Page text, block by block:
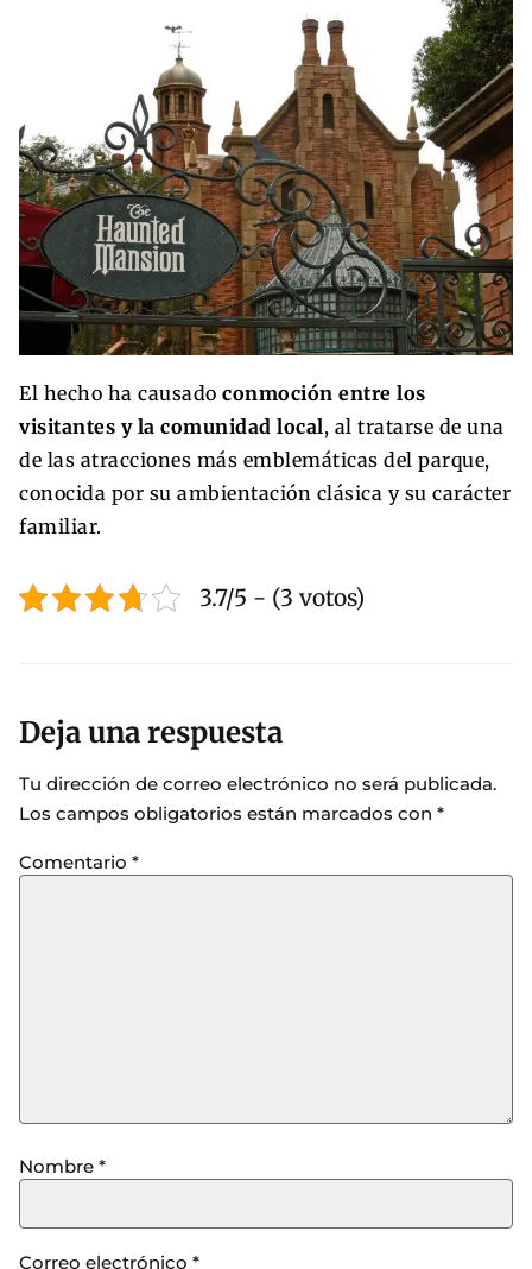
El hecho ha causado conmoción entre los
visitantes y la comunidad local, al tratarse de una
de las atracciones más emblemáticas del parque,
conocida por su ambientación clásica y su carácter
familiar.
3.7/5 - (3 votos)
Deja una respuesta
Tu dirección de correo electrónico no será publicada.
Los campos obligatorios están marcados con *
Comentario *
Nombre *
Correo electrónico *